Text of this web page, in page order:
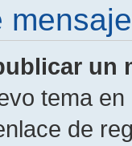
un
tema
de